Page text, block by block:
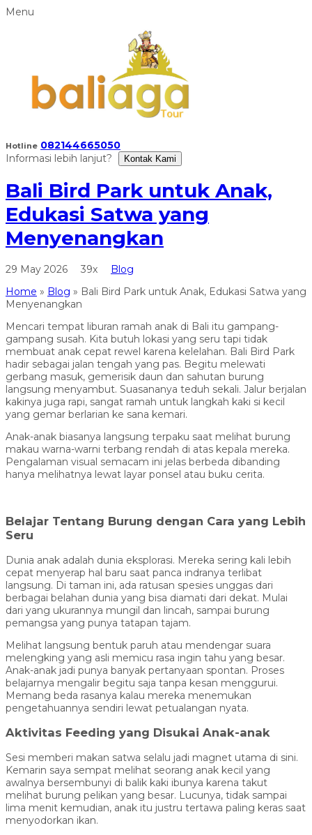
Menu
Hotline 082144665050
Informasi lebih lanjut?
Kontak Kami
Bali Bird Park untuk Anak,
Edukasi Satwa yang
Menyenangkan
29 May 2026 39x
Blog
Home » Blog » Bali Bird Park untuk Anak, Edukasi Satwa yang
Menyenangkan
Mencari tempat liburan ramah anak di Bali itu gampang-
gampang susah. Kita butuh lokasi yang seru tapi tidak
membuat anak cepat rewel karena kelelahan. Bali Bird Park
hadir sebagai jalan tengah yang pas. Begitu melewati
gerbang masuk, gemerisik daun dan sahutan burung
langsung menyambut. Suasananya teduh sekali. Jalur berjalan
kakinya juga rapi, sangat ramah untuk langkah kaki si kecil
yang gemar berlarian ke sana kemari.
Anak-anak biasanya langsung terpaku saat melihat burung
makau warna-warni terbang rendah di atas kepala mereka.
Pengalaman visual semacam ini jelas berbeda dibanding
hanya melihatnya lewat layar ponsel atau buku cerita.
Belajar Tentang Burung dengan Cara yang Lebih
Seru
Dunia anak adalah dunia eksplorasi. Mereka sering kali lebih
cepat menyerap hal baru saat panca indranya terlibat
langsung. Di taman ini, ada ratusan spesies unggas dari
berbagai belahan dunia yang bisa diamati dari dekat. Mulai
dari yang ukurannya mungil dan lincah, sampai burung
pemangsa yang punya tatapan tajam.
Melihat langsung bentuk paruh atau mendengar suara
melengking yang asli memicu rasa ingin tahu yang besar.
Anak-anak jadi punya banyak pertanyaan spontan. Proses
belajarnya mengalir begitu saja tanpa kesan menggurui.
Memang beda rasanya kalau mereka menemukan
pengetahuannya sendiri lewat petualangan nyata.
Aktivitas Feeding yang Disukai Anak-anak
Sesi memberi makan satwa selalu jadi magnet utama di sini.
Kemarin saya sempat melihat seorang anak kecil yang
awalnya bersembunyi di balik kaki ibunya karena takut
melihat burung pelikan yang besar. Lucunya, tidak sampai
lima menit kemudian, anak itu justru tertawa paling keras saat
menyodorkan ikan.